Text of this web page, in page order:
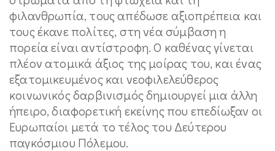
φιλανθρωπία, τους απέδωσε αξιοπρέπεια και
τους έκανε πολίτες, στη νέα σύμβαση η
πορεία είναι αντίστροφη. Ο καθένας γίνεται
πλέον ατομικά άξιος της μοίρας του, και ένας
εξατομικευμένος και νεοφιλελεύθερος
κοινωνικός δαρβινισμός δημιουργεί μια άλλη
ήπειρο, διαφορετική εκείνης που επεδίωξαν οι
Ευρωπαίοι μετά το τέλος του Δεύτερου
παγκόσμιου Πόλεμου.